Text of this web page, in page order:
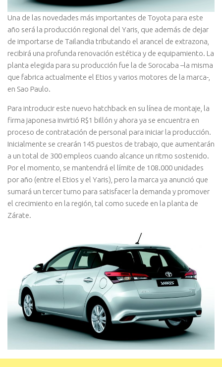
Una de las novedades más importantes de Toyota para este
año será la producción regional del Yaris, que además de dejar
de importarse de Tailandia tributando el arancel de extrazona,
recibirá una profunda renovación estética y de equipamiento. La
planta elegida para su producción fue la de Sorocaba –la misma
que fabrica actualmente el Etios y varios motores de la marca-,
en Sao Paulo.
Para introducir este nuevo hatchback en su línea de montaje, la
firma japonesa invirtió R$1 billón y ahora ya se encuentra en
proceso de contratación de personal para iniciar la producción.
Inicialmente se crearán 145 puestos de trabajo, que aumentarán
a un total de 300 empleos cuando alcance un ritmo sostenido.
Por el momento, se mantendrá el límite de 108.000 unidades
por año (entre el Etios y el Yaris), pero la marca ya anunció que
sumará un tercer turno para satisfacer la demanda y promover
el crecimiento en la región, tal como sucede en la planta de
Zárate.